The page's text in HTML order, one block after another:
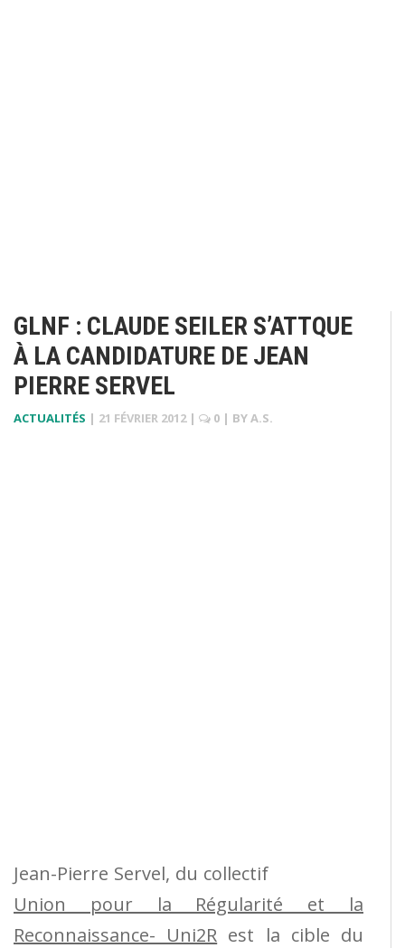
GLNF : CLAUDE SEILER S’ATTQUE
À LA CANDIDATURE DE JEAN
PIERRE SERVEL
ACTUALITÉS | 21 FÉVRIER 2012 | 0 | BYA.S.
Jean-Pierre Servel, du collectif
Union pour la Régularité et la
Reconnaissance- Uni2R est la cible du